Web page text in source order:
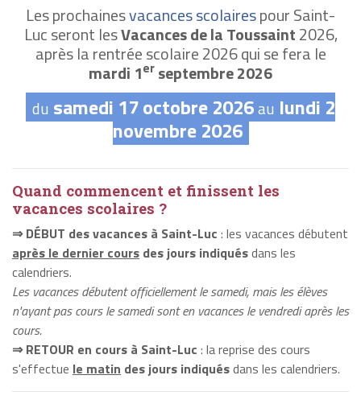
Les prochainesvacances scolairespour Saint-
Luc seront lesVacances de la Toussaint2026,
après la rentrée scolaire 2026 qui se fera le
mardi 1er septembre 2026
du samedi 17 octobre 2026au lundi 2
novembre 2026
Quand commencent et finissent les
vacances scolaires ?
⇒ DÉBUT des vacances à Saint-Luc : les vacances débutent
après le dernier cours des jours indiquésdans les
calendriers.
Les vacances débutent officiellement le samedi, mais les élèves
n'ayant pas cours le samedi sont en vacances le vendredi après les
cours.
⇒ RETOUR en cours à Saint-Luc : la reprise des cours
s'effectue le matin des jours indiquésdans les calendriers.